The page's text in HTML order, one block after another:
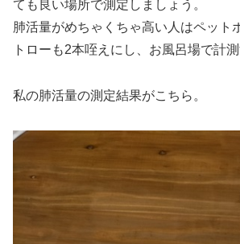
ても良い場所で測定しましょう。
肺活量がめちゃくちゃ高い人はペット
トローも2本咥えにし、お風呂場で計
私の肺活量の測定結果がこちら。